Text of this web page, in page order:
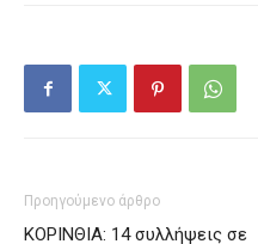
Προηγούμενο άρθρο
ΚΟΡΙΝΘΙΑ: 14 συλλήψεις σε